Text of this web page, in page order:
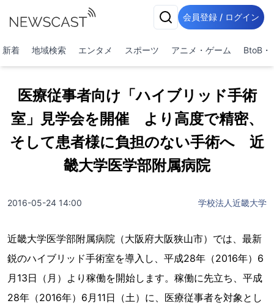
会員登録 / ログイン
新着 地域検索 エンタメ スポーツ アニメ・ゲーム BtoB・
医療従事者向け「ハイブリッド手術
室」見学会を開催 より高度で精密、
そして患者様に負担のない手術へ 近
畿大学医学部附属病院
2016-05-24 14:00 学校法人近畿大学
近畿大学医学部附属病院（大阪府大阪狭山市）では、最新
鋭のハイブリッド手術室を導入し、平成28年（2016年）6
月13日（月）より稼働を開始します。稼働に先立ち、平成
28年（2016年）6月11日（土）に、医療従事者を対象とし